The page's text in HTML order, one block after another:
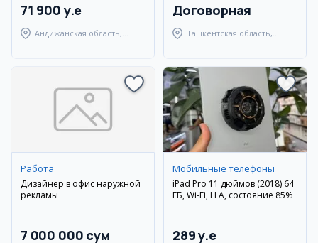
71 900 y.e
Андижанская область,
Договорная
Ташкентская область,
Работа
Дизайнер в офис наружной
рекламы
7 000 000 сум
Мобильные телефоны
iPad Pro 11 дюймов (2018) 64
ГБ, Wi-Fi, LLA, состояние 85%
289 y.e